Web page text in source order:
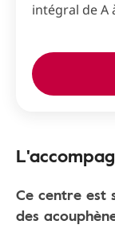
intégral de A
Ce centre est
des